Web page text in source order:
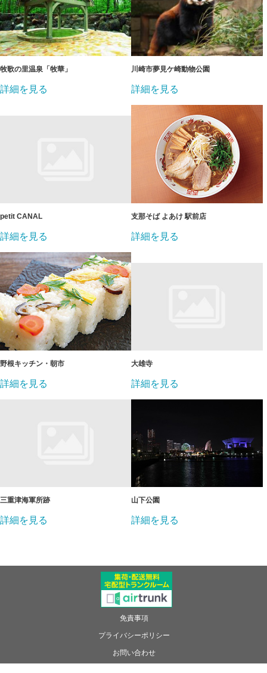
牧歌の里温泉「牧華」
詳細を見る
川崎市夢見ケ崎動物公園
詳細を見る
petit CANAL
詳細を見る
支那そば よあけ 駅前店
詳細を見る
野根キッチン・朝市
詳細を見る
大雄寺
詳細を見る
三重津海軍所跡
詳細を見る
山下公園
詳細を見る
免責事項
プライバシーポリシー
お問い合わせ